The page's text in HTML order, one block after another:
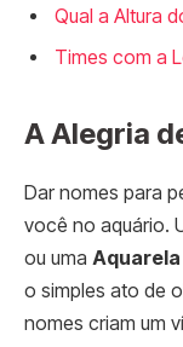
Qual a Altura
Times com a
A Alegria
Dar nomes para
você no aquário.
ou uma Aquarela
o simples ato de
nomes criam um